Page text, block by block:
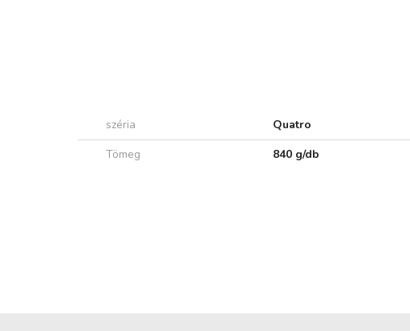
széria Quatro
Tömeg
840 g/db